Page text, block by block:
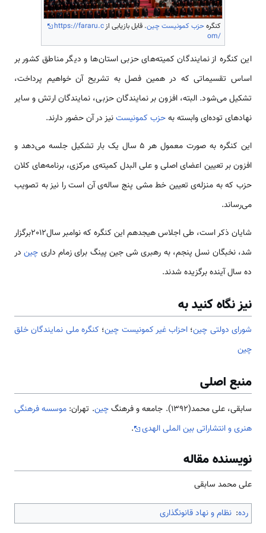
کنگرهحزب کمونیست چین. قابل بازیابی ازhttps://fararu.c
om/
این کنگره از نمایندگان کمیته­‌های حزبی استان‌­ها و دیگر مناطق کشور بر
اساس تقسیماتی که در همین فصل به تشریح آن خواهیم پرداخت،
تشکیل می‌­شود. البته، افزون بر نمایندگان حزبی، نمایندگان ارتش و سایر
نهادهای تود‌‌ه‌­ای وابسته بهحزب کمونیستنیز در آن حضور دارند.
این کنگره به صورت معمول هر 5 سال یک بار تشکیل جلسه می‌­دهد و
افزون بر تعیین اعضای اصلی و علی البدل کمیته­‌ی مرکزی، برنامه‌­های کلان
حزب که به منزله­‌ی تعیین خط مشی پنج ساله­‌ی آن است را نیز به تصویب
می‌­رساند.
شایان ذکر است، طی اجلاس هیجدهم این کنگره که نوامبر سال2012برگزار
شد، نخبگان نسل پنجم، به رهبری شی جین­ پینگ برای زمام داری چیندر
ده سال آینده برگزیده شدند.
نیز نگاه کنید به
شورای دولتی چین؛ احزاب غیر کمونیست چین؛ کنگره ملی نمایندگان خلق
چین
منبع اصلی
سابقی، علی محمد(1392). جامعه و فرهنگ چین. تهران: موسسه فرهنگی
هنری و انتشاراتی بین الملی الهدی
.
نویسنده مقاله
علی محمد سابقی
رده: نظام و نهاد قانونگذاری